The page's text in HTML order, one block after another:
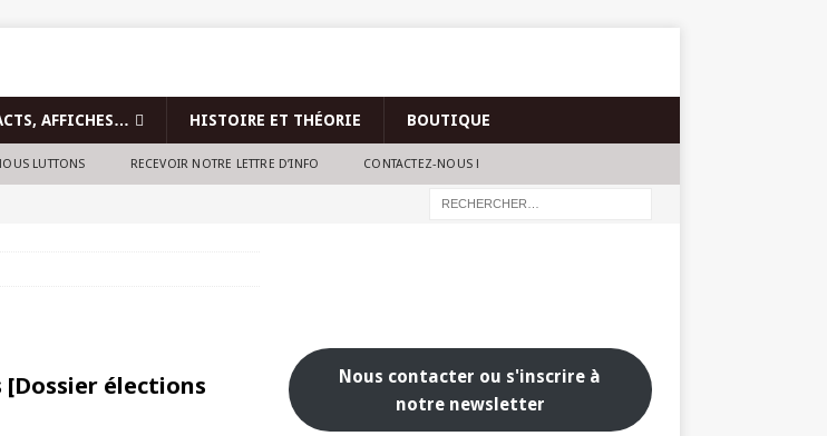
AFFICHES… HISTOIRE ET THÉORIE BOUTIQUE
LUTTONS RECEVOIR NOTRE LETTRE D’INFO CONTACTEZ-NOUS !
élections
Nous contacter ou s'inscrire à
notre newsletter